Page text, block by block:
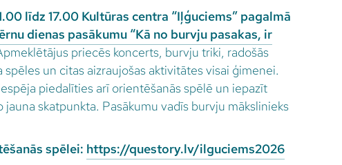
līdz 17.00 Kultūras centra “Iļģuciems” pagalmā
dienas pasākumu “Kā no burvju pasakas, ir
priecēs koncerts, burvju triki, radošās
spēles un citas aizraujošas aktivitātes visai ģimenei.
piedalīties arī orientēšanās spēlē un iepazīt
jauna skatpunkta. Pasākumu vadīs burvju mākslinieks
spēlei: https://questory.lv/ilguciems2026